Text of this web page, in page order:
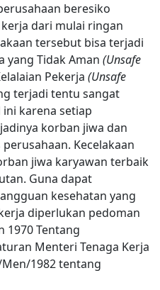
beresiko
dari mulai ringan
tersebut bisa terjadi
yang Tidak Aman (Unsafe
Pekerja (Unsafe
terjadi tentu sangat
karena setiap
korban jiwa dan
Kecelakaan
jiwa karyawan terbaik
Guna dapat
kesehatan yang
diperlukan pedoman
1970 Tentang
Menteri Tenaga Kerja
1982 tentang